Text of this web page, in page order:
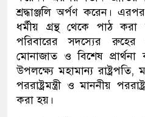
শ্রদ্ধাঞ্জলি অর্পণ করেন।
ধর্মীয় গ্রন্থ থেকে পাঠ
পরিবারের সদস্যের
মোনাজাত ও বিশেষ
উপলক্ষ্যে মহামান্য রাষ্ট্রপতি,
পররাষ্ট্রমন্ত্রী ও মাননীয়
করা হয়।